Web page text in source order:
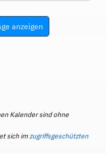
anzeigen
Kalender sind ohne
sich imzugriffsgeschützten